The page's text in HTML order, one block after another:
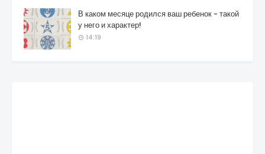
В каком месяце родился ваш ребенок - такой
у него и характер!
14:19